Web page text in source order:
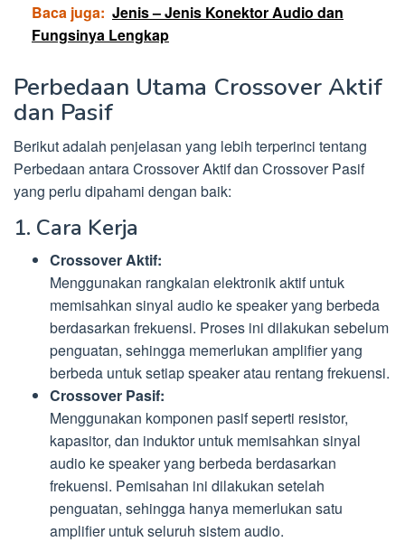
Baca juga: Jenis – Jenis Konektor Audio dan
Fungsinya Lengkap
Perbedaan Utama Crossover Aktif
dan Pasif
Berikut adalah penjelasan yang lebih terperinci tentang
Perbedaan antara Crossover Aktif dan Crossover Pasif
yang perlu dipahami dengan baik:
1. Cara Kerja
Crossover Aktif:
Menggunakan rangkaian elektronik aktif untuk
memisahkan sinyal audio ke speaker yang berbeda
berdasarkan frekuensi. Proses ini dilakukan sebelum
penguatan, sehingga memerlukan amplifier yang
berbeda untuk setiap speaker atau rentang frekuensi.
Crossover Pasif:
Menggunakan komponen pasif seperti resistor,
kapasitor, dan induktor untuk memisahkan sinyal
audio ke speaker yang berbeda berdasarkan
frekuensi. Pemisahan ini dilakukan setelah
penguatan, sehingga hanya memerlukan satu
amplifier untuk seluruh sistem audio.